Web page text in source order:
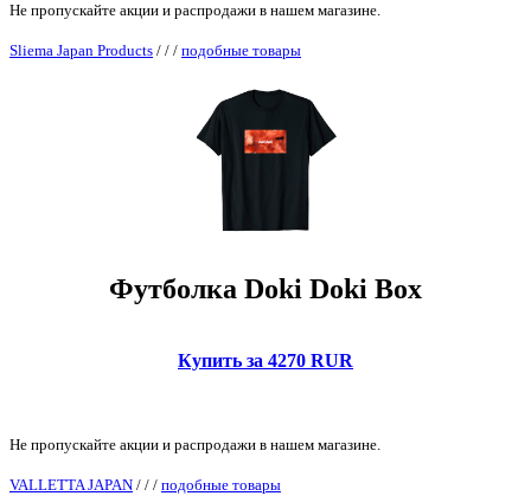
Не пропускайте акции и распродажи в нашем магазине.
Sliema Japan Products / / / подобные товары
Футболка Doki Doki Box
Купить за 4270 RUR
Не пропускайте акции и распродажи в нашем магазине.
VALLETTA JAPAN / / / подобные товары